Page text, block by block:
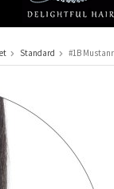
Standard #1B